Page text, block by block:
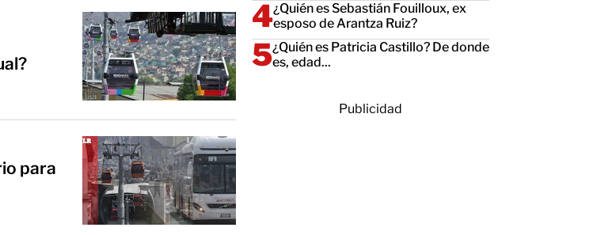
para
¿Quién es Sebastián Fouilloux, ex
esposo de Arantza Ruiz?
¿Quién es Patricia Castillo? De donde
es, edad...
Publicidad